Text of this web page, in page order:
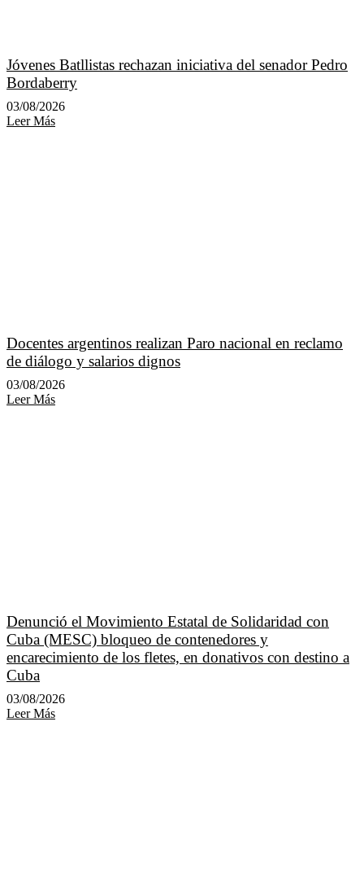
Jóvenes Batllistas rechazan iniciativa del senador Pedro
Bordaberry
03/08/2026
Leer Más
Docentes argentinos realizan Paro nacional en reclamo
de diálogo y salarios dignos
03/08/2026
Leer Más
Denunció el Movimiento Estatal de Solidaridad con
Cuba (MESC) bloqueo de contenedores y
encarecimiento de los fletes, en donativos con destino a
Cuba
03/08/2026
Leer Más